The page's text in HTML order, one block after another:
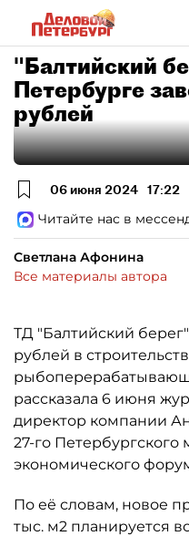
"Балтийский
Петербурге
рублей
06 июня 2024 17:22
Читайте нас в
Светлана Афонина
Все материалы автора
ТД "Балтийский
рублей в
рассказала 6 июня
директор компании
27-го
экономического
По её словам, новое
тыс. м2 планируется